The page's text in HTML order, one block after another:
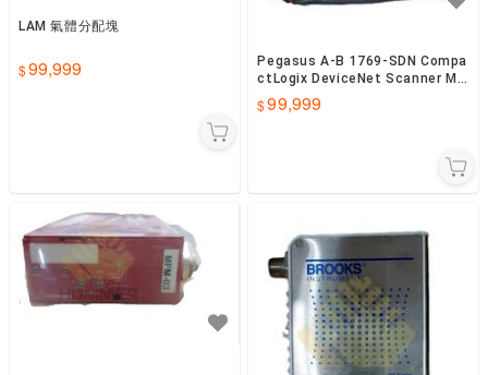
LAM 氣體分配塊
99,999
Pegasus A-B 1769-SDN Compa
ctLogix DeviceNet Scanner Mo
dule
99,999